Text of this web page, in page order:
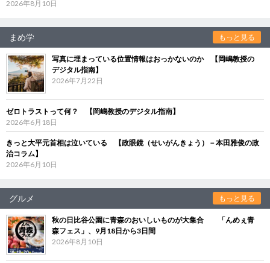
2026年8月10日
まめ学 もっと見る
写真に埋まっている位置情報はおっかないのか 【岡嶋教授の
デジタル指南】
2026年7月22日
ゼロトラストって何？ 【岡嶋教授のデジタル指南】
2026年6月18日
きっと大平元首相は泣いている 【政眼鏡（せいがんきょう）－本田雅俊の政
治コラム】
2026年6月10日
グルメ もっと見る
秋の日比谷公園に青森のおいしいものが大集合 「んめぇ青
森フェス」、9月18日から3日間
2026年8月10日